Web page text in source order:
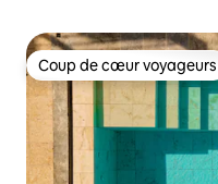
Coup de cœur voyageurs
Coup de cœur voyageurs